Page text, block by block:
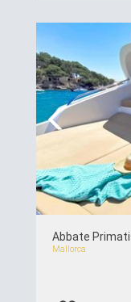
Abbate
Mallorca